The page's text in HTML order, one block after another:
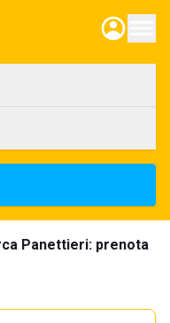
Panettieri: prenota